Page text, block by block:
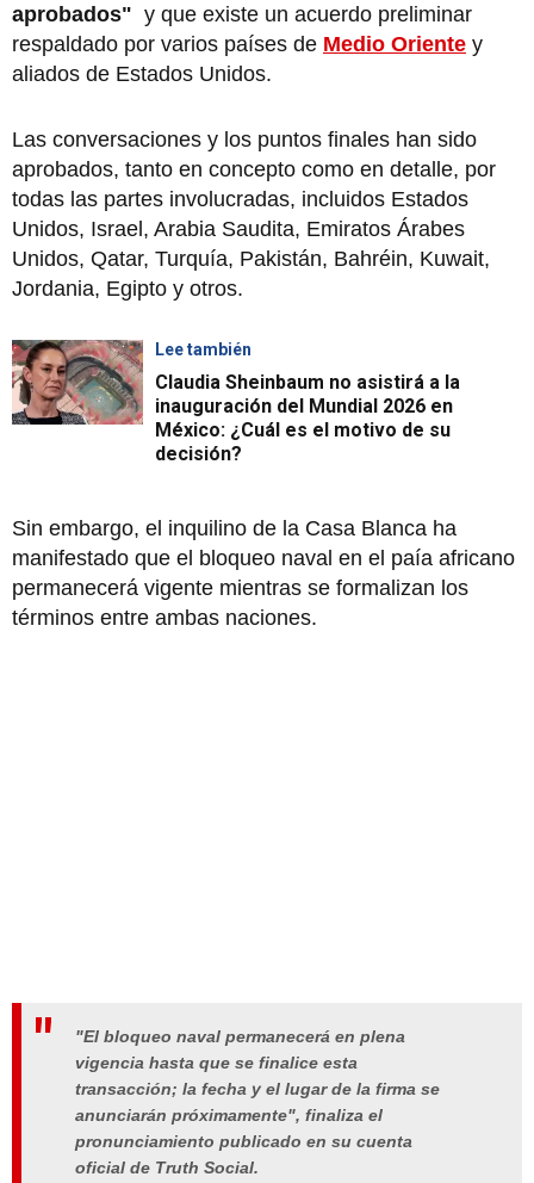
aprobados" y que existe un acuerdo preliminar
respaldado por varios países de Medio Oriente y
aliados de Estados Unidos.
Las conversaciones y los puntos finales han sido
aprobados, tanto en concepto como en detalle, por
todas las partes involucradas, incluidos Estados
Unidos, Israel, Arabia Saudita, Emiratos Árabes
Unidos, Qatar, Turquía, Pakistán, Bahréin, Kuwait,
Jordania, Egipto y otros.
Lee también
Claudia Sheinbaum no asistirá a la
inauguración del Mundial 2026 en
México: ¿Cuál es el motivo de su
decisión?
Sin embargo, el inquilino de la Casa Blanca ha
manifestado que el bloqueo naval en el paía africano
permanecerá vigente mientras se formalizan los
términos entre ambas naciones.
"El bloqueo naval permanecerá en plena
vigencia hasta que se finalice esta
transacción; la fecha y el lugar de la firma se
anunciarán próximamente", finaliza el
pronunciamiento publicado en su cuenta
oficial de Truth Social.